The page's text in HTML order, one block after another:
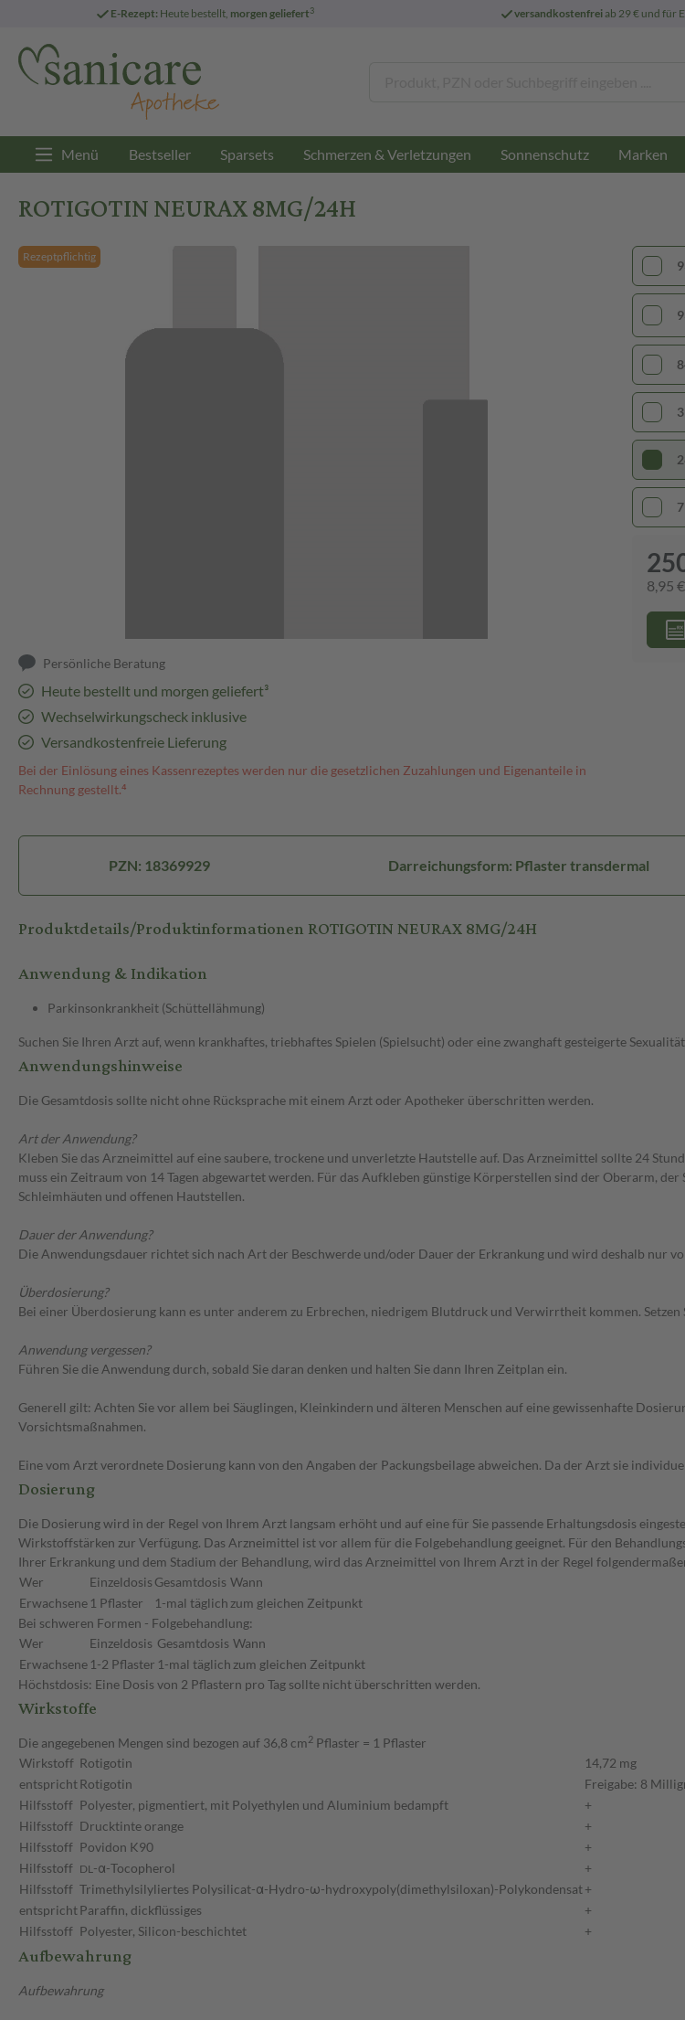
E-Rezept: Heute bestellt, morgen geliefert3 versandkostenfreiab 29 € und für
Menü Bestseller Sparsets Schmerzen & Verletzungen Sonnenschutz Marken
ROTIGOTIN NEURAX 8MG/24H
Rezeptpflichtig
Persönliche Beratung
Heute bestellt und morgen geliefert³
Wechselwirkungscheck inklusive
Versandkostenfreie Lieferung
Bei der Einlösung eines Kassenrezeptes werden nur die gesetzlichen Zuzahlungen und Eigenanteile in
Rechnung gestellt.⁴
8,95
PZN: 18369929 Darreichungsform: Pflaster transdermal
Produktdetails/Produktinformationen ROTIGOTIN NEURAX 8MG/24H
Anwendung & Indikation
Parkinsonkrankheit (Schüttellähmung)
Suchen Sie Ihren Arzt auf, wenn krankhaftes, triebhaftes Spielen (Spielsucht) oder eine zwanghaft gesteigerte
Anwendungshinweise
Die Gesamtdosis sollte nicht ohne Rücksprache mit einem Arzt oder Apotheker überschritten werden.
Art der Anwendung?
Kleben Sie das Arzneimittel auf eine saubere, trockene und unverletzte Hautstelle auf. Das Arzneimittel sollte 24
muss ein Zeitraum von 14 Tagen abgewartet werden. Für das Aufkleben günstige Körperstellen sind der Oberarm,
Schleimhäuten und offenen Hautstellen.
Dauer der Anwendung?
Die Anwendungsdauer richtet sich nach Art der Beschwerde und/oder Dauer der Erkrankung und wird deshalb nur
Überdosierung?
Bei einer Überdosierung kann es unter anderem zu Erbrechen, niedrigem Blutdruck und Verwirrtheit kommen.
Anwendung vergessen?
Führen Sie die Anwendung durch, sobald Sie daran denken und halten Sie dann Ihren Zeitplan ein.
Generell gilt: Achten Sie vor allem bei Säuglingen, Kleinkindern und älteren Menschen auf eine gewissenhafte
Vorsichtsmaßnahmen.
Eine vom Arzt verordnete Dosierung kann von den Angaben der Packungsbeilage abweichen. Da der Arzt sie
Dosierung
Die Dosierung wird in der Regel von Ihrem Arzt langsam erhöht und auf eine für Sie passende Erhaltungsdosis
Wirkstoffstärken zur Verfügung. Das Arzneimittel ist vor allem für die Folgebehandlung geeignet. Für den
Ihrer Erkrankung und dem Stadium der Behandlung, wird das Arzneimittel von Ihrem Arzt in der Regel
Wer
Einzeldosis Gesamtdosis Wann
Erwachsene 1 Pflaster 1-mal täglich zum gleichen Zeitpunkt
Bei schweren Formen - Folgebehandlung:
Wer
Einzeldosis Gesamtdosis Wann
Erwachsene 1-2 Pflaster 1-mal täglich zum gleichen Zeitpunkt
Höchstdosis: Eine Dosis von 2 Pflastern pro Tag sollte nicht überschritten werden.
Wirkstoffe
Die angegebenen Mengen sind bezogen auf 36,8 cm2 Pflaster = 1 Pflaster
Wirkstoff Rotigotin
14,72 mg
entsprichtRotigotin
Freigabe: 8
Hilfsstoff Polyester, pigmentiert, mit Polyethylen und Aluminium bedampft
+
Hilfsstoff Drucktinte orange
+
Hilfsstoff Povidon K90
+
Hilfsstoff DL-α-Tocopherol
+
Hilfsstoff Trimethylsilyliertes Polysilicat-α-Hydro-ω-hydroxypoly(dimethylsiloxan)-Polykondensat+
entsprichtParaffin, dickflüssiges
+
Hilfsstoff Polyester, Silicon-beschichtet +
Aufbewahrung
Aufbewahrung